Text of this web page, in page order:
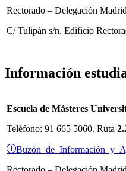
Rectorado – Delegación Madrid
C/ Tulipán s/n. Edificio
Información
Escuela de Másteres
Teléfono: 91 665 5060. Ruta
Buzón de Información y